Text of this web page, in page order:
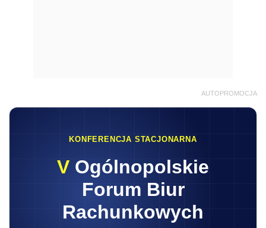
AUTOPROMOCJA
KONFERENCJA STACJONARNA
V Ogólnopolskie
Forum Biur
Rachunkowych